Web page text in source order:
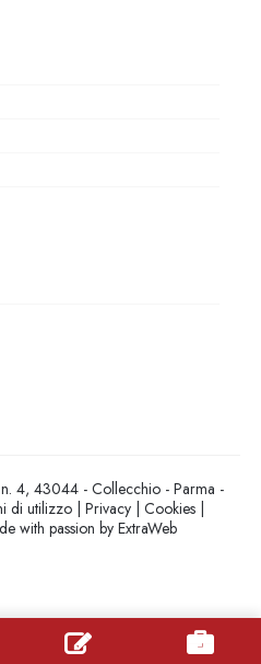
4, 43044 - Collecchio - Parma -
di utilizzo| Privacy| Cookies|
with passion byExtraWeb